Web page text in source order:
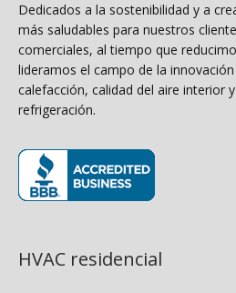
Dedicados a la sostenibilidad y a
más saludables para nuestros
comerciales, al tiempo que
lideramos el campo de la
calefacción, calidad del aire interior
refrigeración.
HVAC residencial